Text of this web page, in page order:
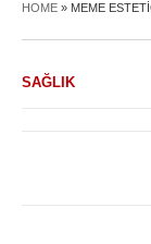
HOME » MEME
SAĞLIK